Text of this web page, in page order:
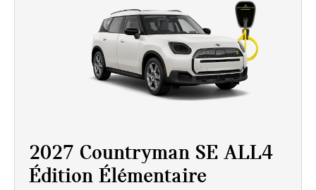
2027 Countryman SE ALL4
Édition Élémentaire